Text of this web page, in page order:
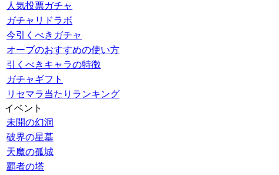
人気投票ガチャ
ガチャリドラボ
今引くべきガチャ
オーブのおすすめの使い方
引くべきキャラの特徴
ガチャギフト
リセマラ当たりランキング
イベント
未開の幻洞
破界の星墓
天魔の孤城
覇者の塔